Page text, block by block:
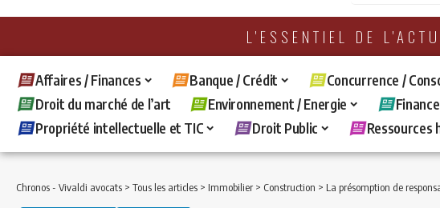
L'ESSENTIEL DE
Affaires / Finances Banque / Crédit Concurrence /
Droit du marché de l’art
Environnement / Energie
Propriété intellectuelle et TIC
Droit Public Ressources
Chronos - Vivaldi avocats > Tous les articles > Immobilier > Construction > La présomption de responsabilité décennale ne